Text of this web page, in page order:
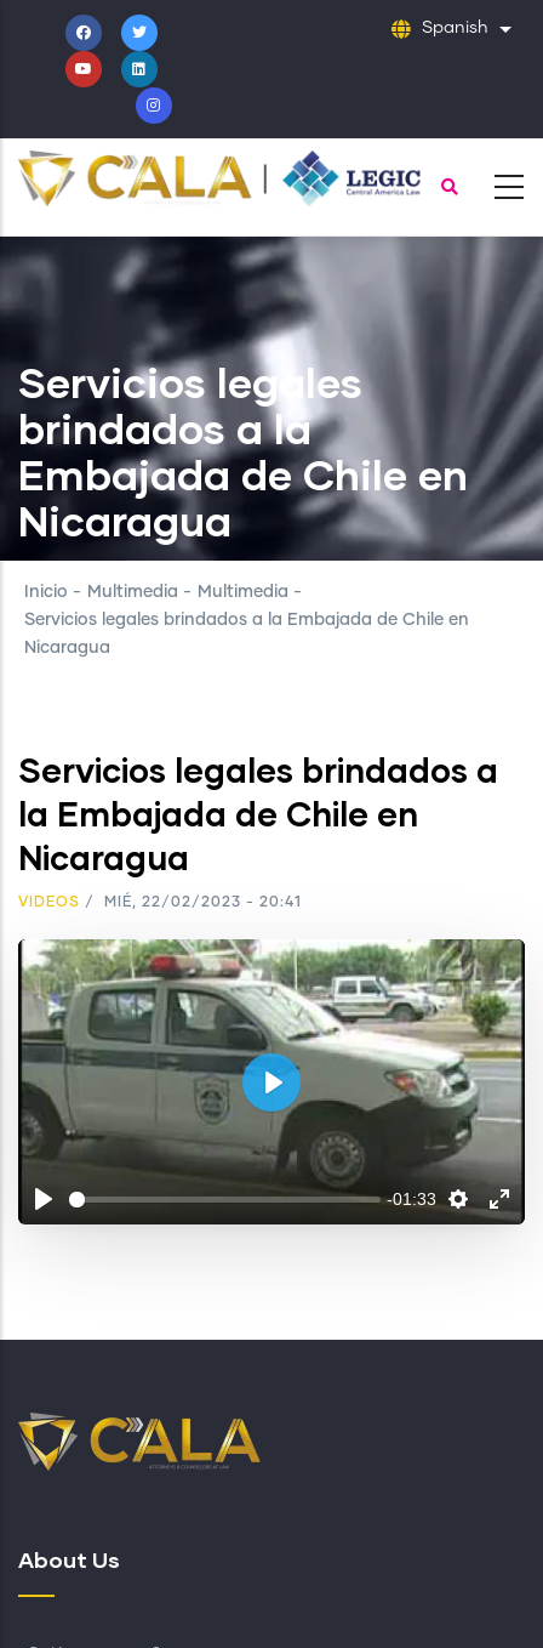
contenido
Spanish
Servicios legales
brindados a la
Embajada de Chile en
Nicaragua
Inicio - Multimedia - Multimedia -
Servicios legales brindados a la Embajada de Chile en
Nicaragua
Servicios legales brindados a
la Embajada de Chile en
Nicaragua
VIDEOS / MIÉ, 22/02/2023 - 20:41
-01:33
Play
About Us